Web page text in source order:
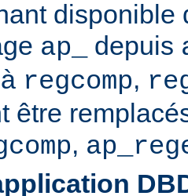
disponible
ap_ depuis
regcomp,
être
,